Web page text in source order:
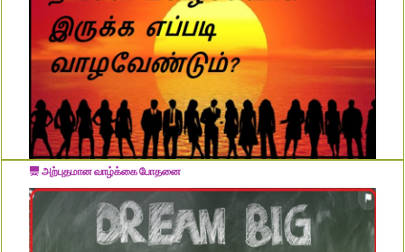
அற்புதமான வாழ்க்கை போதனை